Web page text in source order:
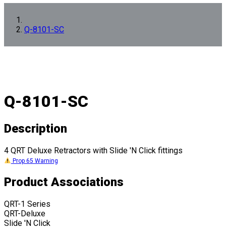
Q-8101-SC
Q-8101-SC
Description
4 QRT Deluxe Retractors with Slide 'N Click fittings
Prop 65 Warning
Product Associations
QRT-1 Series
QRT-Deluxe
Slide 'N Click